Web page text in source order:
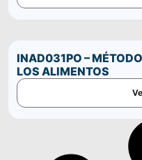
INAD031PO –
LOS ALIMENTOS